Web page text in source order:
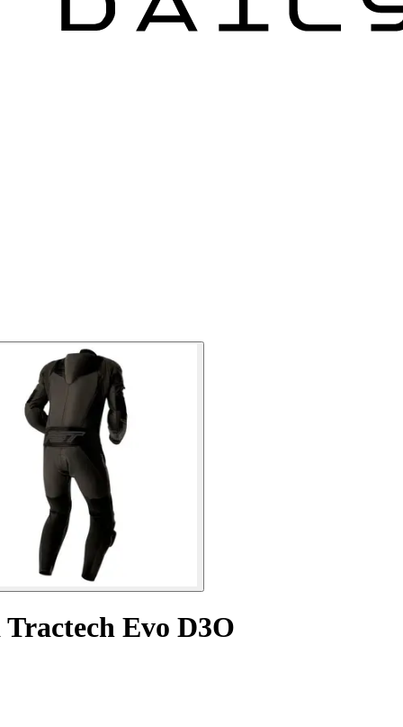
Evo D3O